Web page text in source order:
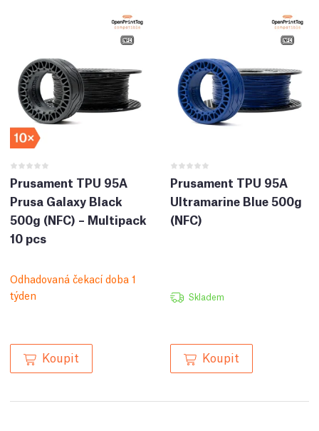
Prusament TPU 95A
Prusa Galaxy Black
500g (NFC) – Multipack
10 pcs
Odhadovaná čekací doba 1
týden
Koupit
Prusament TPU 95A
Ultramarine Blue 500g
(NFC)
Skladem
Koupit